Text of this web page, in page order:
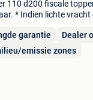
110 d200 fiscale
* Indien lichte
green 💚💣 ✅
garantie
Dealer
emissie zones